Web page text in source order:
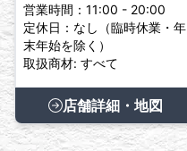
営業時間：11:00 - 20:00
定休日：なし（臨時休業・年
末年始を除く）
取扱商材: すべて
店舗詳細・地図